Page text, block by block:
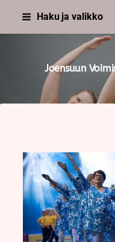
Siirry
Haku ja valikko
Joensuun